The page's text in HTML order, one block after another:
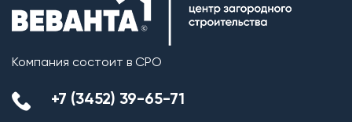
Компания состоит в СРО
+7 (3452) 39-65-71